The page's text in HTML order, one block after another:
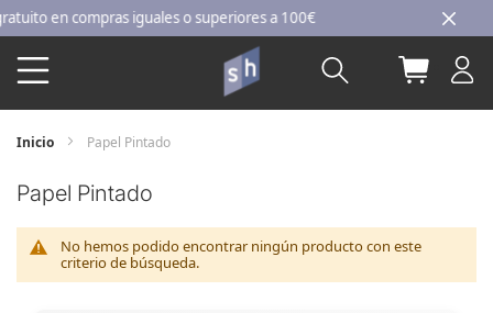
Ir
al
contenido
en compras iguales o superiores a 100€
Buscar Mi
Inicio Papel Pintado
Papel Pintado
No hemos podido encontrar ningún producto con este
criterio de búsqueda.